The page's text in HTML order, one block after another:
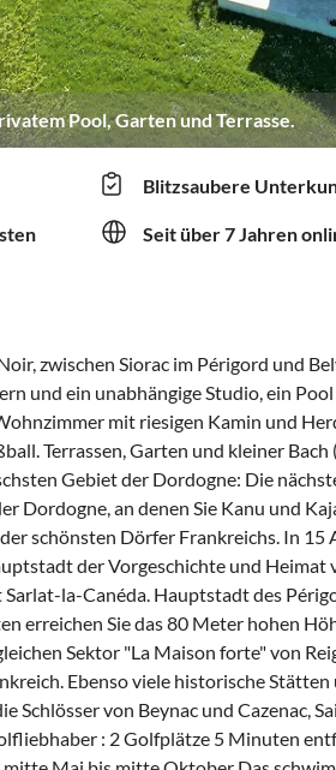
Pool, Garten und Terrasse.
Blitzsaubere
Seit über 7 Jahren
zwischen Siorac im Périgord und
und ein unabhängige Studio, ein
mit riesigen Kamin und
Terrassen, Garten und kleiner Bach
Gebiet der Dordogne: Die
Dordogne, an denen Sie Kanu und
schönsten Dörfer Frankreichs. In 15
der Vorgeschichte und
la-Canéda. Hauptstadt des
erreichen Sie das 80 Meter hohen
Sektor "La Maison forte" von
Ebenso viele historische
Schlösser von Beynac und Cazenac,
: 2 Golfplätze 5 Minuten